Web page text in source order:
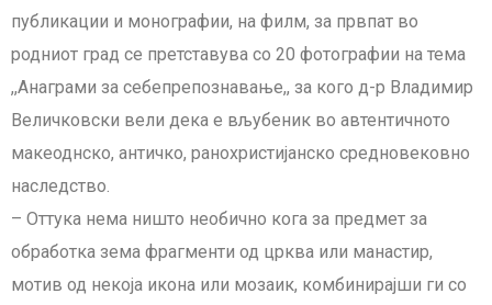
публикации и монографии, на филм, за првпат во
родниот град се претставува со 20 фотографии на тема
,,Анаграми за себепрепознавање,, за кого д-р Владимир
Величковски вели дека е вљубеник во автентичното
макеоднско, античко, ранохристијанско средновековно
наследство.
– Оттука нема ништо необично кога за предмет за
обработка зема фрагменти од црква или манастир,
мотив од некоја икона или мозаик, комбинирајши ги со